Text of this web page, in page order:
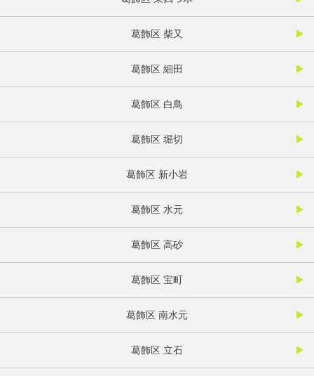
葛飾区 柴又
葛飾区 細田
葛飾区 白鳥
葛飾区 堀切
葛飾区 新小岩
葛飾区 水元
葛飾区 高砂
葛飾区 宝町
葛飾区 南水元
葛飾区 立石